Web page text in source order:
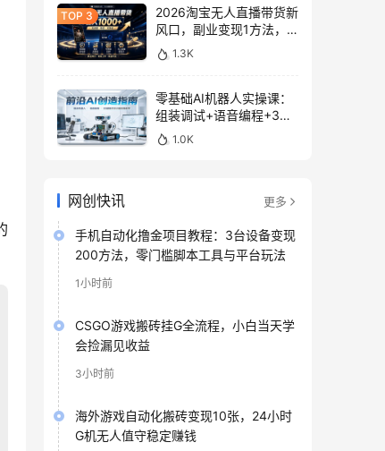
2026淘宝无人直播带货新
风口，副业变现1方法，
无违规稳定可长期操作
1.3K
零基础AI机器人实操课：
组装调试+语音编程+3D
建模打印入门
1.0K
网创快讯 更多
手机自动化撸金项目教程：3台设备变现
200方法，零门槛脚本工具与平台玩法
1小时前
CSGO游戏搬砖挂G全流程，小白当天学
会捡漏见收益
3小时前
海外游戏自动化搬砖变现10张，24小时
G机无人值守稳定赚钱